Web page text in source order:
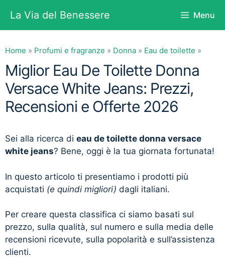
contenuto
La Via del Benessere Menu
Home » Profumi e fragranze » Donna » Eau de toilette »
Miglior Eau De Toilette Donna
Versace White Jeans: Prezzi,
Recensioni e Offerte 2026
Sei alla ricerca di eau de toilette donna versace
white jeans? Bene, oggi è la tua giornata fortunata!
In questo articolo ti presentiamo i prodotti più
acquistati (e quindi migliori) dagli italiani.
Per creare questa classifica ci siamo basati sul
prezzo, sulla qualità, sul numero e sulla media delle
recensioni ricevute, sulla popolarità e sull’assistenza
clienti.